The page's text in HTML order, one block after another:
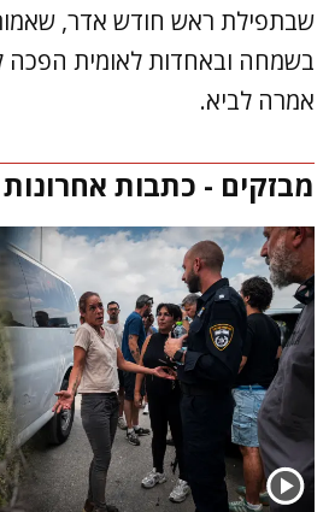
שבתפילת ראש חודש אדר,
בשמחה ובאחדות לאומית הפכה
אמרה לביא.
מבזקים - כתבות אחרונות